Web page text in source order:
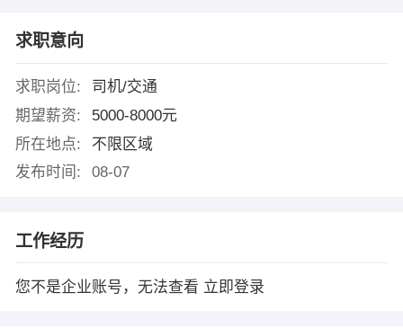
求职意向
求职岗位:
司机/交通
期望薪资:
5000-8000元
所在地点:
不限区域
发布时间:
08-07
工作经历
您不是企业账号，无法查看 立即登录